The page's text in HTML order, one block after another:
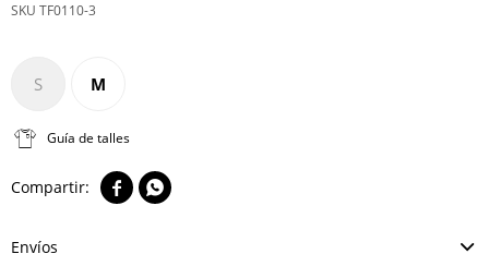
TF0110-3
S M
Guía de talles
 
Envíos